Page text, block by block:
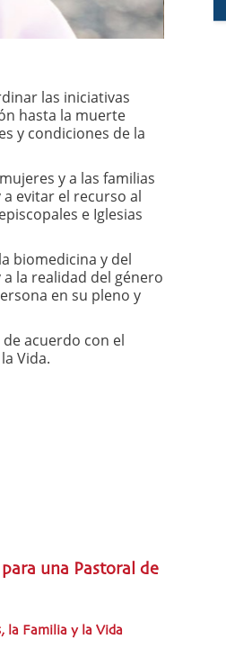
las iniciativas
hasta la muerte
y condiciones de la
y a las familias
evitar el recurso al
e Iglesias
biomedicina y del
la realidad del género
en su pleno y
acuerdo con el
Vida.
una Pastoral de
la Familia y la Vida